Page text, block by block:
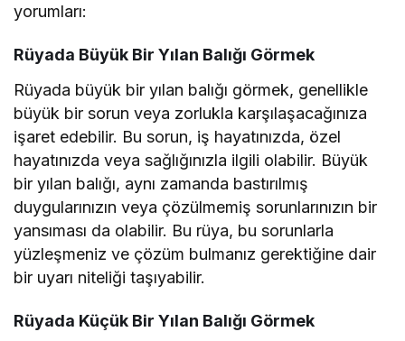
yorumları:
Rüyada Büyük Bir Yılan Balığı Görmek
Rüyada büyük bir yılan balığı görmek, genellikle
büyük bir sorun veya zorlukla karşılaşacağınıza
işaret edebilir. Bu sorun, iş hayatınızda, özel
hayatınızda veya sağlığınızla ilgili olabilir. Büyük
bir yılan balığı, aynı zamanda bastırılmış
duygularınızın veya çözülmemiş sorunlarınızın bir
yansıması da olabilir. Bu rüya, bu sorunlarla
yüzleşmeniz ve çözüm bulmanız gerektiğine dair
bir uyarı niteliği taşıyabilir.
Rüyada Küçük Bir Yılan Balığı Görmek